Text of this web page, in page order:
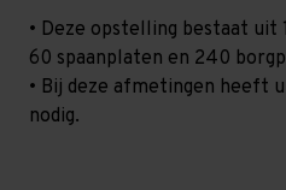
• Deze opstelling bestaat uit
60 spaanplaten en 240
• Bij deze afmetingen heeft
nodig.